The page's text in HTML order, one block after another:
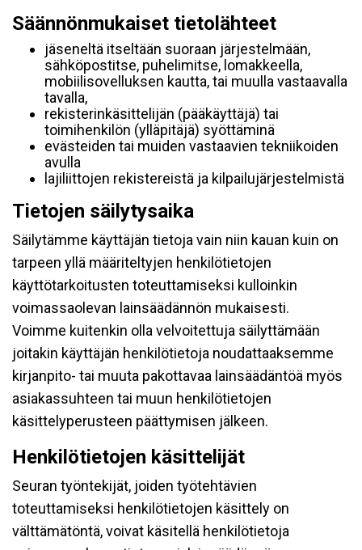
Säännönmukaiset tietolähteet
jäseneltä itseltään suoraan järjestelmään,
sähköpostitse, puhelimitse, lomakkeella,
mobiilisovelluksen kautta, tai muulla vastaavalla
tavalla,
rekisterinkäsittelijän (pääkäyttäjä) tai
toimihenkilön (ylläpitäjä) syöttäminä
evästeiden tai muiden vastaavien tekniikoiden
avulla
lajiliittojen rekistereistä ja kilpailujärjestelmistä
Tietojen säilytysaika
Säilytämme käyttäjän tietoja vain niin kauan kuin on
tarpeen yllä määriteltyjen henkilötietojen
käyttötarkoitusten toteuttamiseksi kulloinkin
voimassaolevan lainsäädännön mukaisesti.
Voimme kuitenkin olla velvoitettuja säilyttämään
joitakin käyttäjän henkilötietoja noudattaaksemme
kirjanpito- tai muuta pakottavaa lainsäädäntöä myös
asiakassuhteen tai muun henkilötietojen
käsittelyperusteen päättymisen jälkeen.
Henkilötietojen käsittelijät
Seuran työntekijät, joiden työtehtävien
toteuttamiseksi henkilötietojen käsittely on
välttämätöntä, voivat käsitellä henkilötietoja